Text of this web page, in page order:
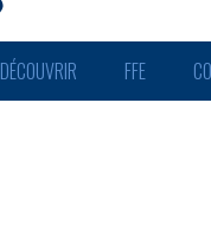
DÉCOUVRIR FFE